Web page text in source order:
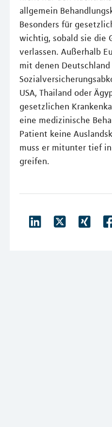
allgemein
Besonders für
wichtig, sobald sie die
verlassen. Außerhalb
mit denen
USA, Thailand oder
gesetzlichen
eine medizinische
Patient keine
muss er mitunter tief
greifen.